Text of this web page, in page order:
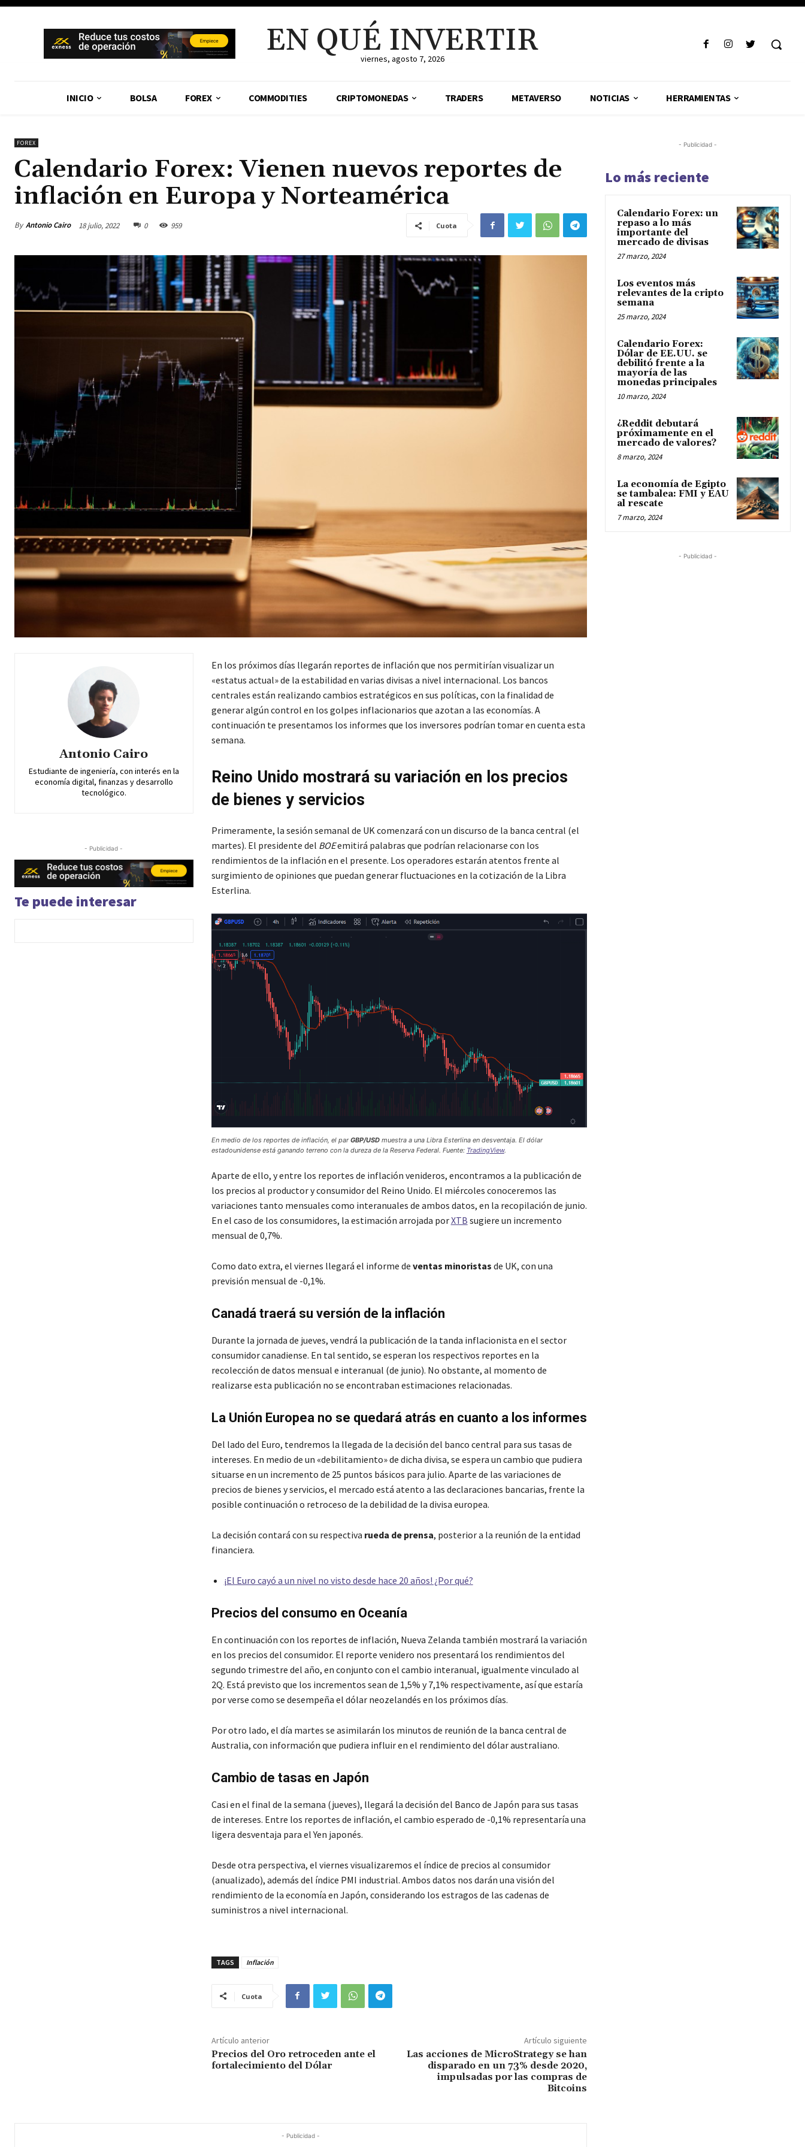
EN QUÉ INVERTIR
viernes, agosto 7, 2026
INICIO BOLSA FOREX COMMODITIES CRIPTOMONEDAS TRADERS METAVERSO NOTICIAS HERRAMIENTAS
FOREX
Calendario Forex: Vienen nuevos reportes de
inflación en Europa y Norteamérica
By Antonio Cairo 18 julio, 2022 0 959 Cuota
Antonio Cairo
Estudiante de ingeniería, con interés en la
economía digital, finanzas y desarrollo
tecnológico.
- Publicidad -
Te puede interesar
En los próximos días llegarán reportes de inflación que nos permitirían visualizar un
«estatus actual» de la estabilidad en varias divisas a nivel internacional. Los bancos
centrales están realizando cambios estratégicos en sus políticas, con la finalidad de
generar algún control en los golpes inflacionarios que azotan a las economías. A
continuación te presentamos los informes que los inversores podrían tomar en cuenta esta
semana.
Reino Unido mostrará su variación en los precios
de bienes y servicios
Primeramente, la sesión semanal de UK comenzará con un discurso de la banca central (el
martes). El presidente del BOEemitirá palabras que podrían relacionarse con los
rendimientos de la inflación en el presente. Los operadores estarán atentos frente al
surgimiento de opiniones que puedan generar fluctuaciones en la cotización de la Libra
Esterlina.
En medio de los reportes de inflación, el parGBP/USDmuestra a una Libra Esterlina en desventaja. El dólar
estadounidense está ganando terreno con la dureza de la Reserva Federal. Fuente: TradingView.
Aparte de ello, y entre los reportes de inflación venideros, encontramos a la publicación de
los precios al productor y consumidor del Reino Unido. El miércoles conoceremos las
variaciones tanto mensuales como interanuales de ambos datos, en la recopilación de junio.
En el caso de los consumidores, la estimación arrojada porXTB sugiere un incremento
mensual de 0,7%.
Como dato extra, el viernes llegará el informe de ventas minoristas de UK, con una
previsión mensual de -0,1%.
Canadá traerá su versión de la inflación
Durante la jornada de jueves, vendrá la publicación de la tanda inflacionista en el sector
consumidor canadiense. En tal sentido, se esperan los respectivos reportes en la
recolección de datos mensual e interanual (de junio). No obstante, al momento de
realizarse esta publicación no se encontraban estimaciones relacionadas.
La Unión Europea no se quedará atrás en cuanto a los informes
Del lado del Euro, tendremos la llegada de la decisión del banco central para sus tasas de
intereses. En medio de un «debilitamiento» de dicha divisa, se espera un cambio que pudiera
situarse en un incremento de 25 puntos básicos para julio. Aparte de las variaciones de
precios de bienes y servicios, el mercado está atento a las declaraciones bancarias, frente la
posible continuación o retroceso de la debilidad de la divisa europea.
La decisión contará con su respectiva rueda de prensa, posterior a la reunión de la entidad
financiera.
¡El Euro cayó a un nivel no visto desde hace 20 años! ¿Por qué?
Precios del consumo en Oceanía
En continuación con los reportes de inflación, Nueva Zelanda también mostrará la variación
en los precios del consumidor. El reporte venidero nos presentará los rendimientos del
segundo trimestre del año, en conjunto con el cambio interanual, igualmente vinculado al
2Q. Está previsto que los incrementos sean de 1,5% y 7,1% respectivamente, así que estaría
por verse como se desempeña el dólar neozelandés en los próximos días.
Por otro lado, el día martes se asimilarán los minutos de reunión de la banca central de
Australia, con información que pudiera influir en el rendimiento del dólar australiano.
Cambio de tasas en Japón
Casi en el final de la semana (jueves), llegará la decisión del Banco de Japón para sus tasas
de intereses. Entre los reportes de inflación, el cambio esperado de -0,1% representaría una
ligera desventaja para el Yen japonés.
Desde otra perspectiva, el viernes visualizaremos el índice de precios al consumidor
(anualizado), además del índice PMI industrial. Ambos datos nos darán una visión del
rendimiento de la economía en Japón, considerando los estragos de las cadenas de
suministros a nivel internacional.
TAGS Inflación
Cuota
Artículo anterior
Precios del Oro retroceden ante el
fortalecimiento del Dólar
Artículo siguiente
Las acciones de MicroStrategy se han
disparado en un 73% desde 2020,
impulsadas por las compras de
Bitcoins
- Publicidad -
- Publicidad -
Lo más reciente
Calendario Forex: un
repaso a lo más
importante del
mercado de divisas
27 marzo, 2024
Los eventos más
relevantes de la cripto
semana
25 marzo, 2024
Calendario Forex:
Dólar de EE.UU. se
debilitó frente a la
mayoría de las
monedas principales
10 marzo, 2024
¿Reddit debutará
próximamente en el
mercado de valores?
8 marzo, 2024
La economía de Egipto
se tambalea: FMI y EAU
al rescate
7 marzo, 2024
- Publicidad -